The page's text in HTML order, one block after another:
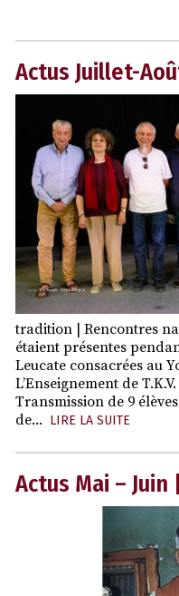
Actus Juillet-
tradition | Rencontres
étaient présentes
Leucate consacrées au
L’Enseignement de
Transmission de 9
de... LIRE LA SUITE
Actus Mai – Juin